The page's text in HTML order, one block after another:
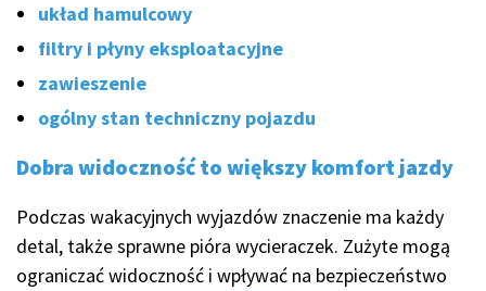
układ hamulcowy
filtry i płyny eksploatacyjne
zawieszenie
ogólny stan techniczny pojazdu
Dobra widoczność to większy komfort jazdy
Podczas wakacyjnych wyjazdów znaczenie ma każdy
detal, także sprawne pióra wycieraczek. Zużyte mogą
ograniczać widoczność i wpływać na bezpieczeństwo